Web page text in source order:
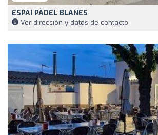
ESPAI PÀDEL BLANES
Ver dirección y datos de contacto